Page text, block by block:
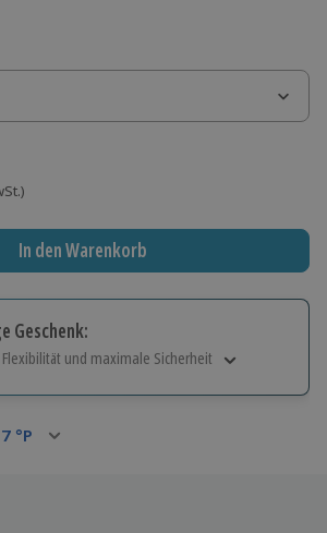
In den Warenkorb
Geschenk:
und maximale Sicherheit
°P